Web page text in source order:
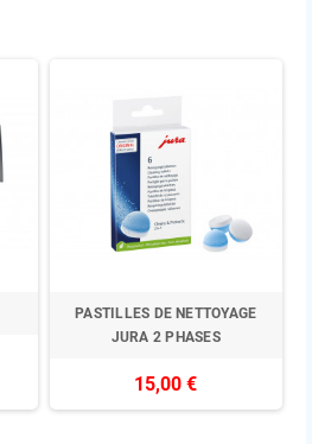
PASTILLES DE NETTOYAGE
JURA 2 PHASES
15,00 €